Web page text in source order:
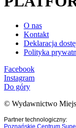
O nas
Kontakt
Deklaracja
Polityka
Facebook
Instagram
Do góry
© Wydawnictwo
Partner technologiczny:
Poznańskie Centrum